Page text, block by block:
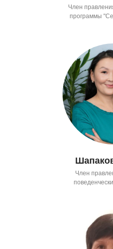
Член
программы
Член